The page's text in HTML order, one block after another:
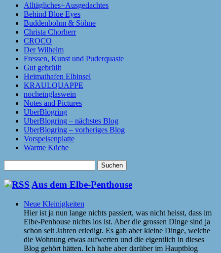
Alltägliches+Ausgedachtes
Behind Blue Eyes
Buddenbohm & Söhne
Christa Chorherr
CROCO
Der Wilhelm
Fressen, Kunst und Puderquaste
Gut gebrüllt
Heimathafen Elbinsel
KRAULQUAPPE
nocheinglaswein
Notes and Pictures
UberBlogring
UberBlogring – nächstes Blog
UberBlogring – vorheriges Blog
Vorspeisenplatte
Warme Küche
nach:
Aus dem Elbe-Penthouse
Neue Kleinigkeiten
Hier ist ja nun lange nichts passiert, was nicht heisst, dass im
Elbe-Penhouse nichts los ist. Aber die grossen Dinge sind ja
schon seit Jahren erledigt. Es gab aber kleine Dinge, welche
die Wohnung etwas aufwerten und die eigentlich in dieses
Blog gehört hätten. Ich habe aber darüber im Hauptblog